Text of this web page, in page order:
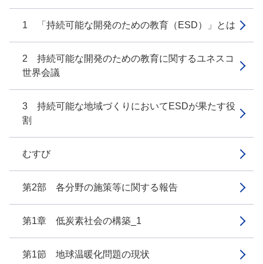
1 「持続可能な開発のための教育（ESD）」とは
2 持続可能な開発のための教育に関するユネスコ
世界会議
3 持続可能な地域づくりにおいてESDが果たす役
割
むすび
第2部 各分野の施策等に関する報告
第1章 低炭素社会の構築_1
第1節 地球温暖化問題の現状